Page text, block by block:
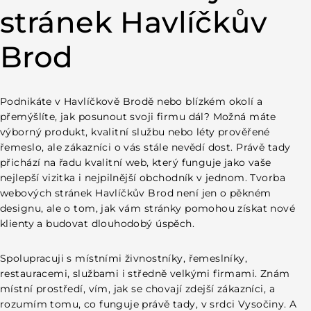
Lidé hledají lokálně, a vy jim musíte být na očích
Web jako základ důvěry
Co všechno získáte společně s novým webem
Fungování na mobilech i tabletech
Rychlost načítání
výsledky
Měřitelný přínos pro vaši firmu
Web, který roste s vaší firmou
Osobní setkání a komunikace
Znalost místního trhu
Podpora místního podnikání
SEO optimalizace Havlíčkův Brod – aby vás zákazníci
našli
Často kladené dotazy
Kontakt
stránek Havlíčkův
Brod
Podnikáte v Havlíčkově Brodě nebo blízkém okolí a
přemýšlíte, jak posunout svoji firmu dál? Možná máte
výborný produkt, kvalitní službu nebo léty prověřené
řemeslo, ale zákazníci o vás stále nevědí dost. Právě tady
přichází na řadu kvalitní web, který funguje jako vaše
nejlepší vizitka i nejpilnější obchodník v jednom. Tvorba
webových stránek Havlíčkův Brod není jen o pěkném
designu, ale o tom, jak vám stránky pomohou získat nové
klienty a budovat dlouhodobý úspěch.
Spolupracuji s místními živnostníky, řemeslníky,
restauracemi, službami i středně velkými firmami. Znám
místní prostředí, vím, jak se chovají zdejší zákazníci, a
rozumím tomu, co funguje právě tady, v srdci Vysočiny. A